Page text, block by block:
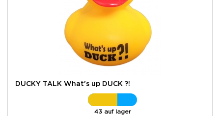
DUCKY TALK What's up DUCK ?!
43 auf lager